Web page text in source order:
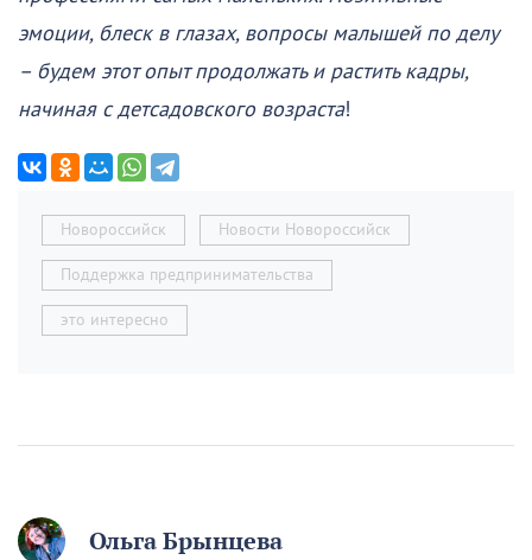
эмоции, блеск в глазах, вопросы малышей по делу
– будем этот опыт продолжать и растить кадры,
начиная с детсадовского возраста!
Новороссийск Новости Новороссийск
Поддержка предпринимательства
это интересно
Ольга Брынцева